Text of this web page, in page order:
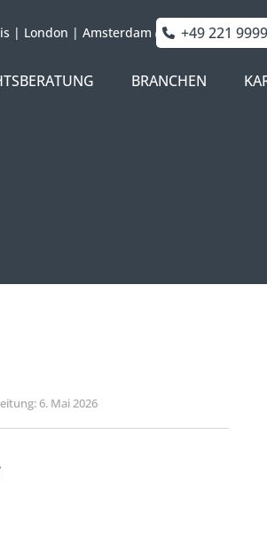
| London | Amsterdam +49 221
BRANCHEN
6. Mai 2026